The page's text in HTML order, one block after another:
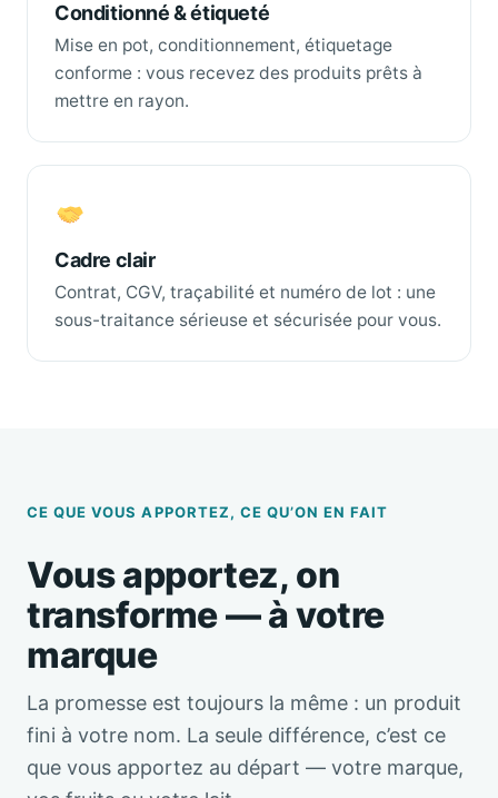
Conditionné & étiqueté
Mise en pot, conditionnement, étiquetage
conforme : vous recevez des produits prêts à
mettre en rayon.
Cadre clair
Contrat, CGV, traçabilité et numéro de lot : une
sous-traitance sérieuse et sécurisée pour vous.
CE QUE VOUS APPORTEZ, CE QU’ON EN FAIT
Vous apportez, on
transforme — à votre
marque
La promesse est toujours la même : un produit
fini à votre nom. La seule différence, c’est ce
que vous apportez au départ — votre marque,